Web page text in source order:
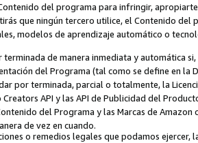
del programa para infringir,
que ningún tercero utilice, el Contenido
modelos de aprendizaje automático o
terminada de manera inmediata y automática
del Programa (tal como se define en la
por terminada, parcial o totalmente, la
API y las API de Publicidad del
del Programa y las Marcas de
de vez en cuando.
o remedios legales que podamos